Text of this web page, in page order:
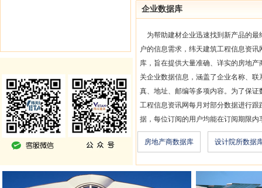
企业数据库
为帮助建材企业迅速找到新产品的最
户的信息需求，纬天建筑工程信息资
库，旨在提供大量准确、详实的房地
关企业数据信息，涵盖了企业名称、
真、地址、邮编等多项内容。为了保
工程信息资讯网每月对部分数据进行
据，每位订阅的用户均能在订阅期限内
房地产商数据库 设计院所数据